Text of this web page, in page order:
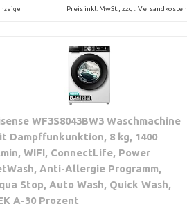
Preis inkl. MwSt., zzgl. Versandkosten
WF3S8043BW3 Waschmachine
Dampffunkunktion, 8 kg, 1400
WIFI, ConnectLife, Power
Anti-Allergie Programm,
Stop, Auto Wash, Quick Wash,
A-30 Prozent